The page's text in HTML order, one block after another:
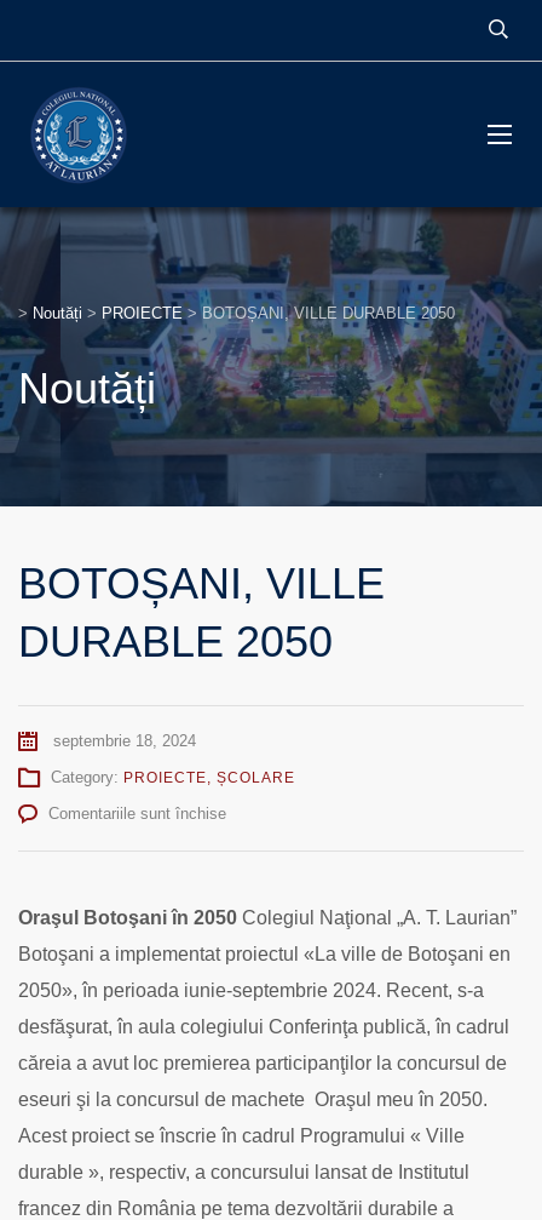
> Noutăți > PROIECTE> BOTOȘANI, VILLE DURABLE 2050
Noutăți
BOTOȘANI, VILLE
DURABLE 2050
septembrie 18, 2024
Category: PROIECTE, ȘCOLARE
Comentariile sunt închisepentru
2050
Oraşul Botoşani în 2050 Colegiul Naţional „A. T. Laurian”
Botoşani a implementat proiectul «La ville de Botoşani en
2050», în perioada iunie-septembrie 2024. Recent, s-a
desfăşurat, în aula colegiului Conferinţa publică, în cadrul
căreia a avut loc premierea participanţilor la concursul de
eseuri şi la concursul de machete Oraşul meu în 2050.
Acest proiect se înscrie în cadrul Programului « Ville
durable », respectiv, a concursului lansat de Institutul
francez din România pe tema dezvoltării durabile a